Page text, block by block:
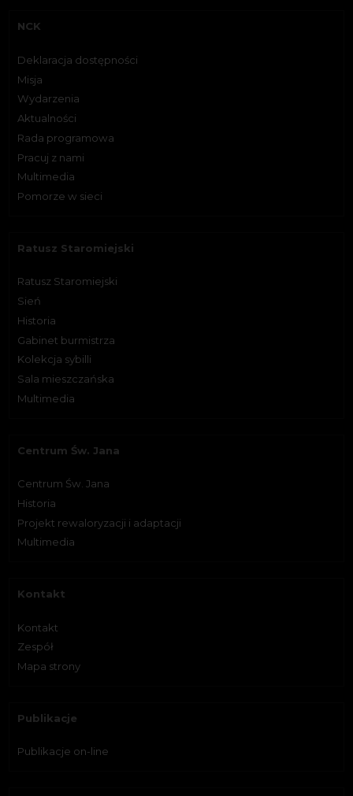
NCK
Deklaracja dostępności
Misja
Wydarzenia
Aktualności
Rada programowa
Pracuj z nami
Multimedia
Pomorze w sieci
Ratusz Staromiejski
Ratusz Staromiejski
Sień
Historia
Gabinet burmistrza
Kolekcja sybilli
Sala mieszczańska
Multimedia
Centrum Św. Jana
Centrum Św. Jana
Historia
Projekt rewaloryzacji i adaptacji
Multimedia
Kontakt
Kontakt
Zespół
Mapa strony
Publikacje
Publikacje on-line